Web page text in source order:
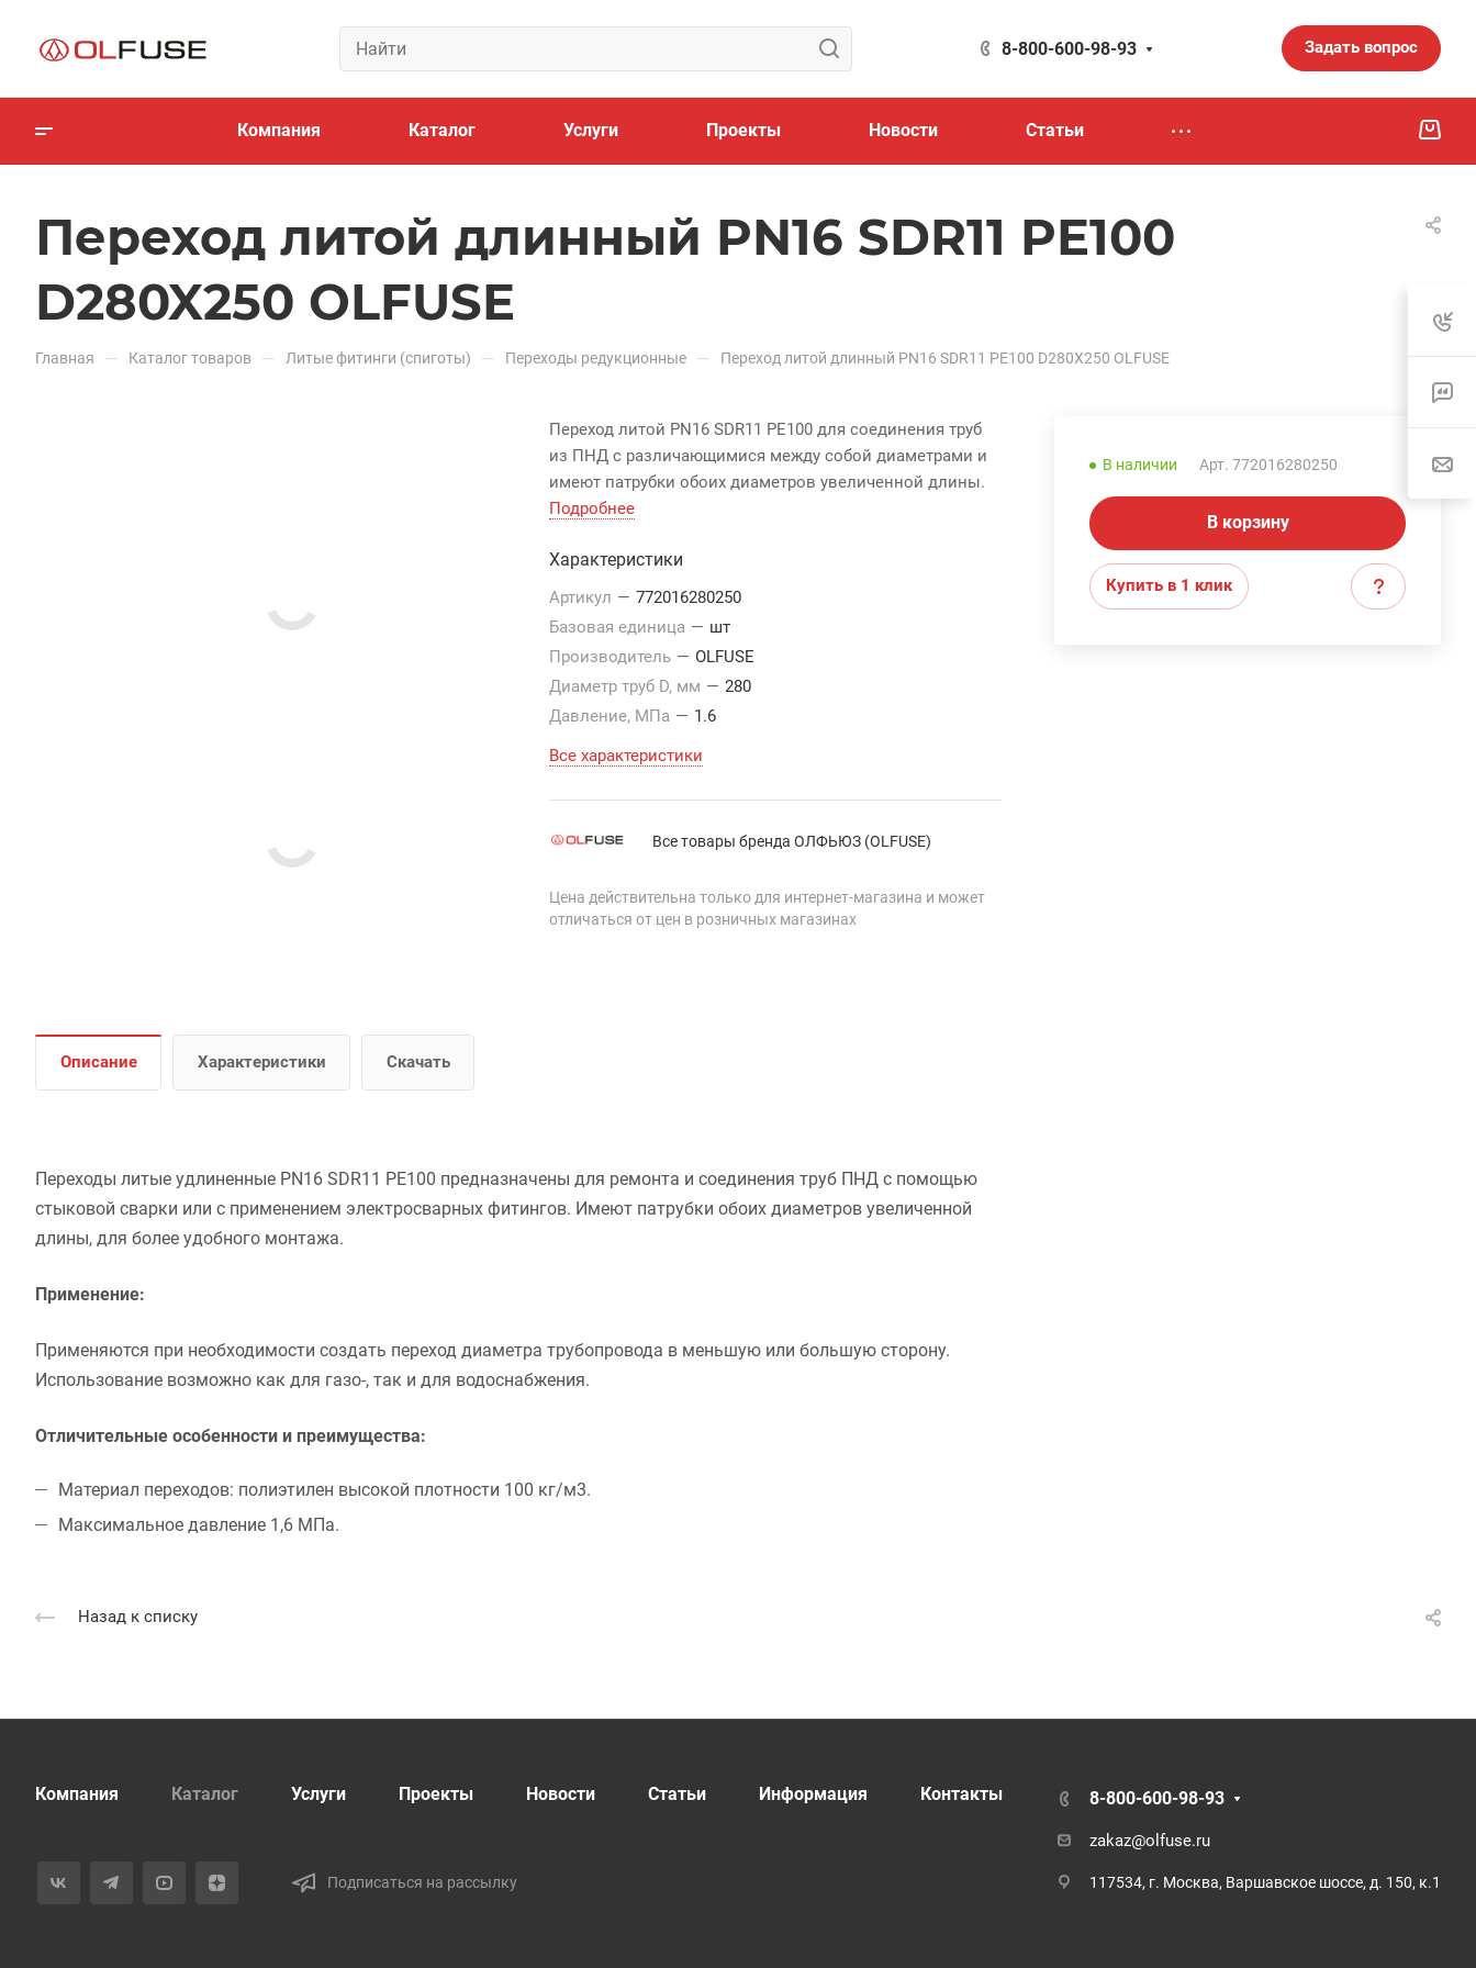
8-800-600-98-93 Задать вопрос
Компания Каталог Услуги Проекты Новости Статьи
Переход литой длинный PN16 SDR11 PE100
D280X250 OLFUSE
Главная — Каталог товаров — Литые фитинги (спиготы) — Переходы редукционные — Переход литой длинный PN16 SDR11 PE100 D280X250 OLFUSE
В наличии Арт. 772016280250
В корзину
Купить в 1 клик
Переход литой PN16 SDR11 PE100 для соединения труб
из ПНД с различающимися между собой диаметрами и
имеют патрубки обоих диаметров увеличенной длины.
Подробнее
Характеристики
Артикул — 772016280250
Базовая единица — шт
Производитель — OLFUSE
Диаметр труб D, мм — 280
Давление, МПа — 1.6
Все характеристики
Все товары бренда ОЛФЬЮЗ (OLFUSE)
Цена действительна только для интернет-магазина и может
отличаться от цен в розничных магазинах
Описание Характеристики Скачать
Переходы литые удлиненные PN16 SDR11 PE100 предназначены для ремонта и соединения труб ПНД с помощью
стыковой сварки или с применением электросварных фитингов. Имеют патрубки обоих диаметров увеличенной
длины, для более удобного монтажа.
Применение:
Применяются при необходимости создать переход диаметра трубопровода в меньшую или большую сторону.
Использование возможно как для газо-, так и для водоснабжения.
Отличительные особенности и преимущества:
Материал переходов: полиэтилен высокой плотности 100 кг/м3.
Максимальное давление 1,6 МПа.
Назад к списку
Компания Каталог Услуги Проекты Новости Статьи Информация Контакты
Подписаться на рассылку
8-800-600-98-93
zakaz@olfuse.ru
117534, г. Москва, Варшавское шоссе, д. 150, к.1